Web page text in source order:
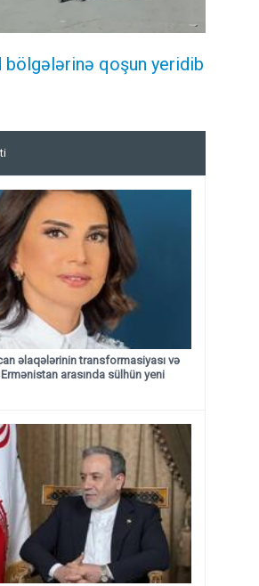
bölgələrinə qoşun yeridib
əlaqələrinin transformasiyası və
arasında sülhün yeni